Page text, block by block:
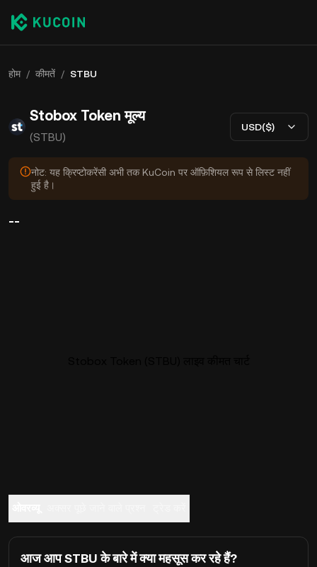
होम / कीमतें / STBU
Stobox Token मूल्य
(STBU)
USD($)
नोट: यह क्रिप्टोकरेंसी अभी तक KuCoin पर ऑफ़िशियल रूप से लिस्ट नहीं
हुई है।
--
आज आप STBU के बारे में क्या महसूस कर रहे हैं?